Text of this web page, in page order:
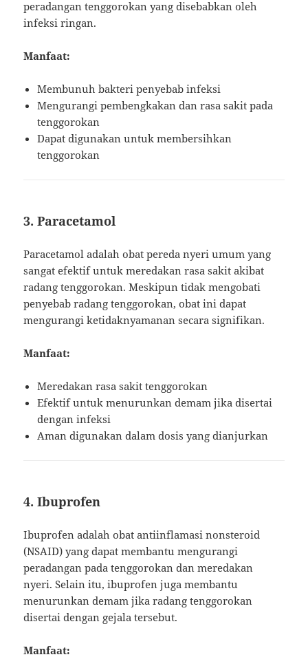
peradangan tenggorokan yang disebabkan oleh
infeksi ringan.
Manfaat:
Membunuh bakteri penyebab infeksi
Mengurangi pembengkakan dan rasa sakit pada
tenggorokan
Dapat digunakan untuk membersihkan
tenggorokan
3. Paracetamol
Paracetamol adalah obat pereda nyeri umum yang
sangat efektif untuk meredakan rasa sakit akibat
radang tenggorokan. Meskipun tidak mengobati
penyebab radang tenggorokan, obat ini dapat
mengurangi ketidaknyamanan secara signifikan.
Manfaat:
Meredakan rasa sakit tenggorokan
Efektif untuk menurunkan demam jika disertai
dengan infeksi
Aman digunakan dalam dosis yang dianjurkan
4. Ibuprofen
Ibuprofen adalah obat antiinflamasi nonsteroid
(NSAID) yang dapat membantu mengurangi
peradangan pada tenggorokan dan meredakan
nyeri. Selain itu, ibuprofen juga membantu
menurunkan demam jika radang tenggorokan
disertai dengan gejala tersebut.
Manfaat: